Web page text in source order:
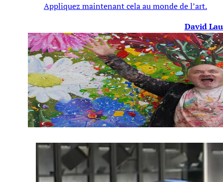
Appliquez maintenant cela au monde de l’art.
David